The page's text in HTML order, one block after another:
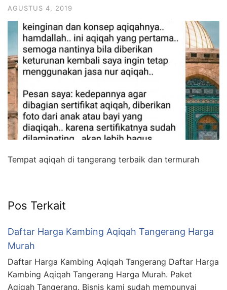
AGUSTUS 4, 2019
Tempat aqiqah di tangerang terbaik dan termurah
Pos Terkait
Daftar Harga Kambing Aqiqah Tangerang Harga
Murah
Daftar Harga Kambing Aqiqah Tangerang Daftar Harga
Kambing Aqiqah Tangerang Harga Murah. Paket
Aqiqah Tangerang. Bisnis kami sudah mempunyai